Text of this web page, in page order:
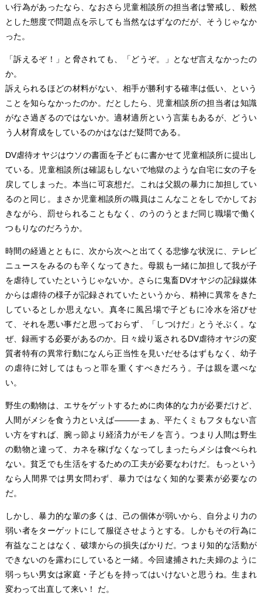
い行為があったなら、なおさら児童相談所の担当者は警戒し、毅然
とした態度で問題点を示しても当然なはずなのだが、そうじゃなか
った。
「訴えるぞ！」と脅されても、「どうぞ。」となぜ言えなかったの
か。
訴えられるほどの材料がない、相手が勝利する確率は低い、という
ことを知らなかったのか。だとしたら、児童相談所の担当者は知識
がなさ過ぎるのではないか。適材適所という言葉もあるが、どうい
う人材育成をしているのかはなはだ疑問である。
DV虐待オヤジはウソの書面を子どもに書かせて児童相談所に提出し
ている。児童相談所は確認もしないで地獄のような自宅に女の子を
戻してしまった。本当に可哀想だ。これは父親の暴力に加担してい
るのと同じ。まさか児童相談所の職員はこんなことをしでかしてお
きながら、罰せられることもなく、のうのうとまだ同じ職場で働く
つもりなのだろうか。
時間の経過とともに、次から次へと出てくる悲惨な状況に、テレビ
ニュースをみるのも辛くなってきた。母親も一緒に加担して我が子
を虐待していたというじゃないか。さらに鬼畜DVオヤジの記録媒体
からは虐待の様子が記録されていたというから、精神に異常をきた
しているとしか思えない。真冬に風呂場で子どもに冷水を浴びせ
て、それを悪い事だと思っておらず、「しつけだ」とうそぶく。な
ぜ、録画する必要があるのか。日々繰り返されるDV虐待オヤジの変
質者特有の異常行動になんら正当性を見いだせるはずもなく、幼子
の虐待に対してはもっと罪を重くすべきだろう。子は親を選べな
い。
野生の動物は、エサをゲットするために肉体的な力が必要だけど、
人間がメシを食う力といえば―――まぁ、平たくミもフタもない言
い方をすれば、腕っ節より経済力がモノを言う。つまり人間は野生
の動物と違って、カネを稼げなくなってしまったらメシは食べられ
ない。貧乏でも生活をするための工夫が必要なわけだ。もっという
なら人間界では男女問わず、暴力ではなく知的な要素が必要なの
だ。
しかし、暴力的な輩の多くは、己の個体が弱いから、自分より力の
弱い者をターゲットにして服従させようとする。しかもその行為に
有益なことはなく、破壊からの損失ばかりだ。つまり知的な活動が
できないのを露わにしていると一緒。今回逮捕された夫婦のように
弱っちい男女は家庭・子どもを持ってはいけないと思うね。生まれ
変わって出直して来い！ だ。